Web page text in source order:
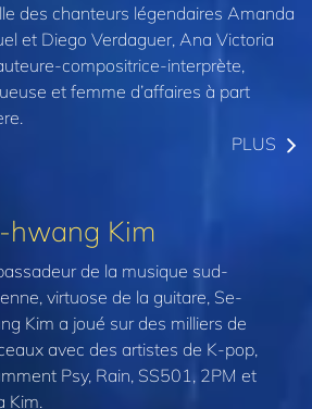
des chanteurs légendaires Amanda
et Diego Verdaguer, Ana Victoria
compositrice-interprète,
et femme d’affaires à part
PLUS
hwang Kim
de la musique sud-
virtuose de la guitare, Se-
Kim a joué sur des milliers de
avec des artistes de K-pop,
Psy, Rain, SS501, 2PM et
Kim.